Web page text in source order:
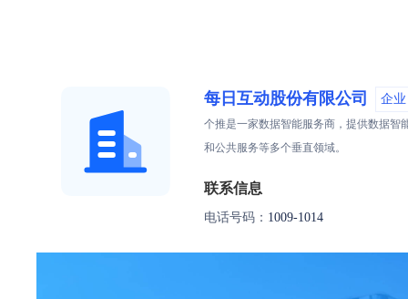
每日互动股份有限公司 企业
个推是一家数据智能服务商，提供数据智
和公共服务等多个垂直领域。
联系信息
电话号码： 1009-1014